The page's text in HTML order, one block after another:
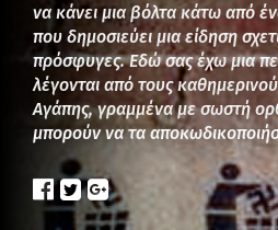
να κάνει μια βόλτα κάτω από
που δημοσιεύει μια είδηση
πρόσφυγες. Εδώ σας έχω μια
λέγονται από τους
Αγάπης, γραμμένα με σωστή
μπορούν να τα